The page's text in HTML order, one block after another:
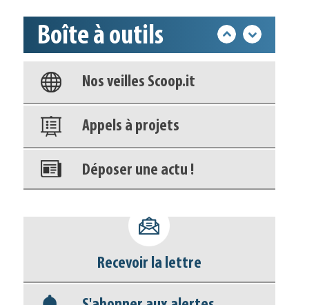
Boîte à outils
Nos veilles Scoop.it
Appels à projets
Déposer une actu !
Accéder à son compte - (Se
déconnecter)
Base documentaire
Nos veilles Scoop.it